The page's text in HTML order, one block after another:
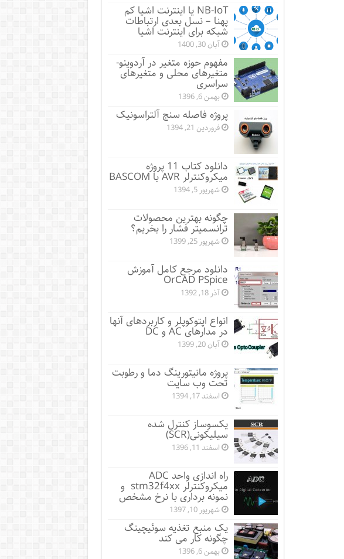
NB-IoT یا اینترنت اشیا کم
پهنا – نسل بعدی ارتباطات
شبکه برای اینترنت اشیا
آبان 30, 1400
مفهوم حوزه متغیر در آردوینو-
متغیرهای محلی و متغیرهای
سراسری
بهمن 6, 1396
پروژه فاصله سنج آلتراسونیک
فروردین 21, 1394
دانلود کتاب 11 پروژه
میکروکنترلر AVR با BASCOM
شهریور 5, 1394
چگونه بهترین محصولات
ترانسمیتر فشار را بخریم؟
شهریور 25, 1399
دانلود مرجع کامل آموزش
OrCAD PSpice
آذر 18, 1392
انواع اپتوکوپلر و کاربردهای آنها
در مدارهای AC و DC
آبان 20, 1399
پروژه مانيتورينگ دما و رطوبت
تحت وب سایت
اسفند 17, 1394
یکسوساز کنترل شده
سیلیکونی(SCR)
اسفند 11, 1396
راه اندازی واحد ADC
میکروکنترلر stm32f4xx و
نمونه برداری با نرخ مشخص
شهریور 10, 1397
یک منبع تغذیه سوئیچینگ
چگونه کار می کند
بهمن 6, 1396